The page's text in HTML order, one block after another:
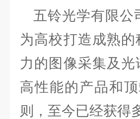
五铃光学有限公
为高校打造成熟
力的图像采集及
高性能的产品和
则，至今已经获得